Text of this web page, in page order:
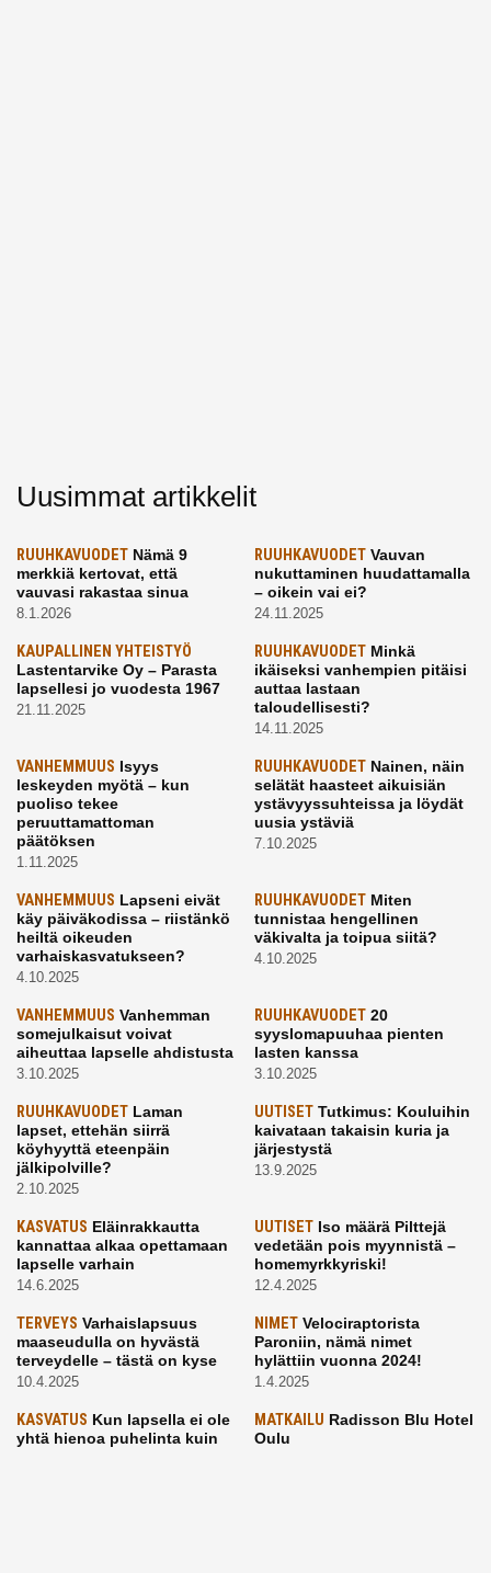
Uusimmat artikkelit
RUUHKAVUODET Nämä 9
merkkiä kertovat, että
vauvasi rakastaa sinua
8.1.2026
RUUHKAVUODETVauvan
nukuttaminen huudattamalla
– oikein vai ei?
24.11.2025
KAUPALLINEN YHTEISTYÖ
Lastentarvike Oy – Parasta
lapsellesi jo vuodesta 1967
21.11.2025
RUUHKAVUODETMinkä
ikäiseksi vanhempien pitäisi
auttaa lastaan
taloudellisesti?
14.11.2025
VANHEMMUUS Isyys
leskeyden myötä – kun
puoliso tekee
peruuttamattoman
päätöksen
1.11.2025
RUUHKAVUODETNainen, näin
selätät haasteet aikuisiän
ystävyyssuhteissa ja löydät
uusia ystäviä
7.10.2025
VANHEMMUUS Lapseni eivät
käy päiväkodissa – riistänkö
heiltä oikeuden
varhaiskasvatukseen?
4.10.2025
RUUHKAVUODETMiten
tunnistaa hengellinen
väkivalta ja toipua siitä?
4.10.2025
VANHEMMUUS Vanhemman
somejulkaisut voivat
aiheuttaa lapselle ahdistusta
3.10.2025
RUUHKAVUODET20
syyslomapuuhaa pienten
lasten kanssa
3.10.2025
RUUHKAVUODET Laman
lapset, ettehän siirrä
köyhyyttä eteenpäin
jälkipolville?
2.10.2025
UUTISETTutkimus: Kouluihin
kaivataan takaisin kuria ja
järjestystä
13.9.2025
KASVATUS Eläinrakkautta
kannattaa alkaa opettamaan
lapselle varhain
14.6.2025
UUTISETIso määrä Pilttejä
vedetään pois myynnistä –
homemyrkkyriski!
12.4.2025
TERVEYS Varhaislapsuus
maaseudulla on hyvästä
terveydelle – tästä on kyse
10.4.2025
NIMETVelociraptorista
Paroniin, nämä nimet
hylättiin vuonna 2024!
1.4.2025
KASVATUS Kun lapsella ei ole
yhtä hienoa puhelinta kuin
MATKAILU Radisson Blu Hotel
Oulu